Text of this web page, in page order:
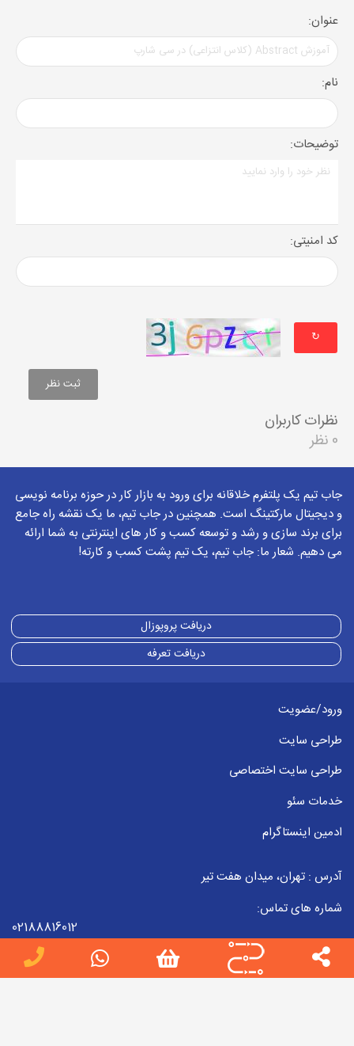
عنوان:
نام:
توضیحات:
کد امنیتی:
↻
نظرات کاربران
0 نظر
جاب تیم یک پلتفرم خلاقانه برای ورود به بازار کار در حوزه برنامه نویسی
و دیجیتال مارکتینگ است. همچنین در جاب تیم، ما یک نقشه راه جامع
برای برند سازی و رشد و توسعه کسب و کار های اینترنتی به شما ارائه
می دهیم. شعار ما: جاب تیم، یک تیم پشت کسب و کارته!
دریافت پروپوزال
دریافت تعرفه
ورود/عضویت
طراحی سایت
طراحی سایت اختصاصی
خدمات سئو
ادمین اینستاگرام
آدرس : تهران، میدان هفت تیر
شماره های تماس:
02188816012
09223857998
02188816012